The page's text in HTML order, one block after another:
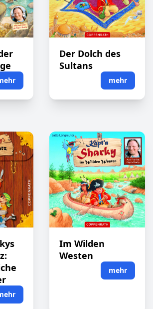
Der Dolch des
Sultans
mehr
Im Wilden
Westen
mehr